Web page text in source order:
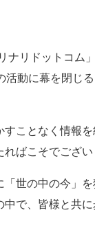
ナリドットコム
動に幕を閉じ
ことなく情報を
ばこそでござい
世の中の今」
で、皆様と共